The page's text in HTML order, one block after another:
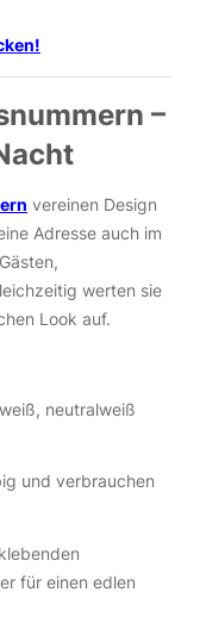
–
vereinen Design
Adresse auch im
werten sie
Look auf.
neutralweiß
und verbrauchen
für einen edlen